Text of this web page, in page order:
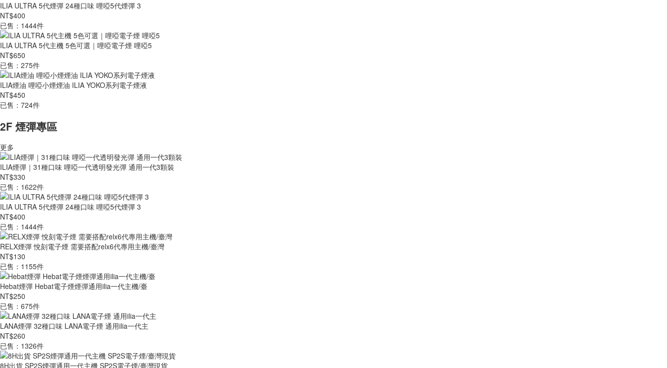
ILIA ULTRA 5代煙彈 24種口味 哩啞5代煙彈 3
NT$400
已售：1444件
ILIA ULTRA 5代主機 5色可選｜哩啞電子煙 哩啞5
NT$650
已售：275件
ILIA煙油 哩啞小煙煙油 ILIA YOKO系列電子煙液
NT$450
已售：724件
2F 煙彈專區
更多
ILIA煙彈｜31種口味 哩啞一代透明發光彈 通用一代3顆裝
NT$330
已售：1622件
ILIA ULTRA 5代煙彈 24種口味 哩啞5代煙彈 3
NT$400
已售：1444件
RELX煙彈 悅刻電子煙 需要搭配relx6代專用主機/臺灣
NT$130
已售：1155件
Hebat煙彈 Hebat電子煙煙彈通用ilia一代主機/臺
NT$250
已售：675件
LANA煙彈 32種口味 LANA電子煙 通用ilia一代主
NT$260
已售：1326件
8H出貨 SP2S煙彈通用一代主機 SP2S電子煙/臺灣現貨